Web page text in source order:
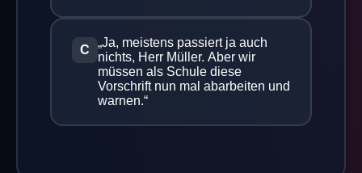
C
„Ja, meistens passiert ja auch
nichts, Herr Müller. Aber wir
müssen als Schule diese
Vorschrift nun mal abarbeiten und
warnen.“